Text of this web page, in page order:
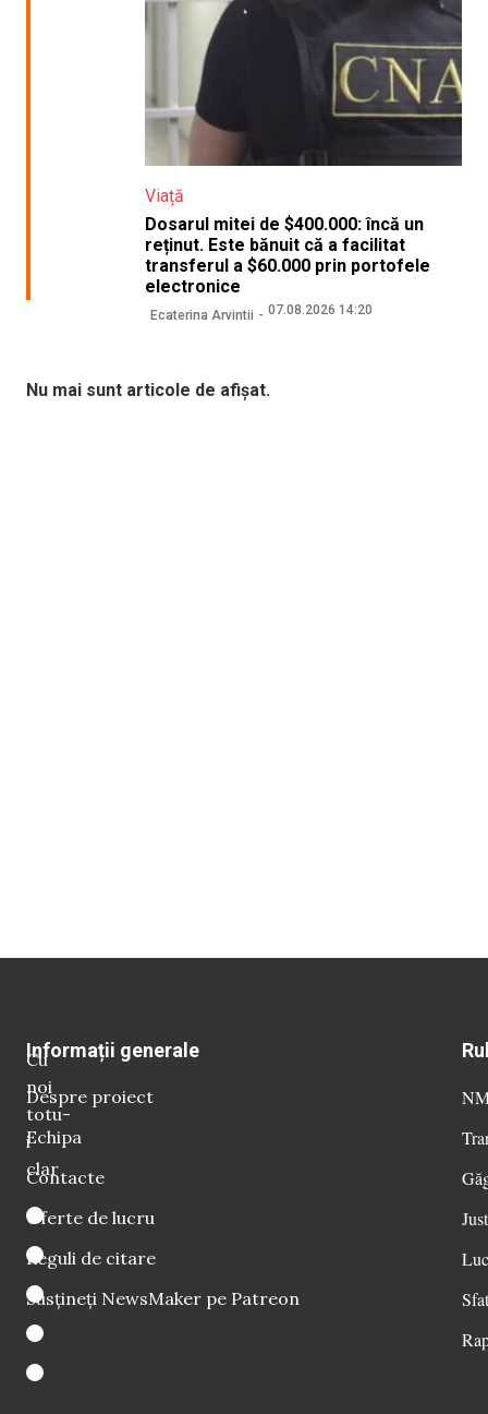
Viață
Dosarul mitei de $400.000: încă un
reținut. Este bănuit că a facilitat
transferul a $60.000 prin portofele
electronice
Ecaterina Arvintii 07.08.2026 14:20
Nu mai sunt articole de afișat.
Cu
noi
totu-
i
clar
Informații generale
Despre proiect
Echipa
Contacte
Oferte de lucru
Reguli de citare
Susțineți NewsMaker pe Patreon